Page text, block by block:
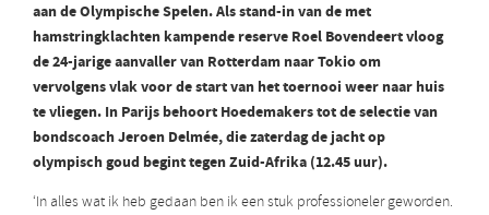
aan de Olympische Spelen. Als stand-in van de met
hamstringklachten kampende reserve Roel Bovendeert vloog
de 24-jarige aanvaller van Rotterdam naar Tokio om
vervolgens vlak voor de start van het toernooi weer naar huis
te vliegen. In Parijs behoort Hoedemakers tot de selectie van
bondscoach Jeroen Delmée, die zaterdag de jacht op
olympisch goud begint tegen Zuid-Afrika (12.45 uur).
‘In alles wat ik heb gedaan ben ik een stuk professioneler geworden.